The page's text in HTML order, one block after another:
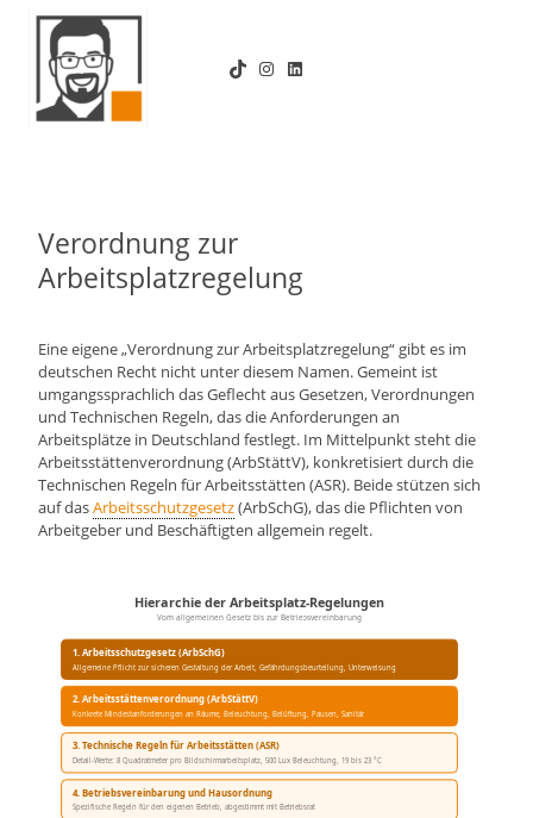
Zum
Inhalt
springen
TikTokInstagram
LinkedIn
Verordnung zur
Arbeitsplatzregelung
Eine eigene „Verordnung zur Arbeitsplatzregelung“ gibt es im
deutschen Recht nicht unter diesem Namen. Gemeint ist
umgangssprachlich das Geflecht aus Gesetzen, Verordnungen
und Technischen Regeln, das die Anforderungen an
Arbeitsplätze in Deutschland festlegt. Im Mittelpunkt steht die
Arbeitsstättenverordnung (ArbStättV), konkretisiert durch die
Technischen Regeln für Arbeitsstätten (ASR). Beide stützen sich
auf dasArbeitsschutzgesetz(ArbSchG), das die Pflichten von
Arbeitgeber und Beschäftigten allgemein regelt.
Hierarchie der Arbeitsplatz-Regelungen
Vom allgemeinen Gesetz bis zur Betriebsvereinbarung
1. Arbeitsschutzgesetz (ArbSchG)
Allgemeine Pflicht zur sicheren Gestaltung der Arbeit, Gefährdungsbeurteilung, Unterweisung
2. Arbeitsstättenverordnung (ArbStättV)
Konkrete Mindestanforderungen an Räume, Beleuchtung, Belüftung, Pausen, Sanitär
3. Technische Regeln für Arbeitsstätten (ASR)
Detail-Werte: 8 Quadratmeter pro Bildschirmarbeitsplatz, 500 Lux Beleuchtung, 19 bis 23 °C
4. Betriebsvereinbarung und Hausordnung
Spezifische Regeln für den eigenen Betrieb, abgestimmt mit Betriebsrat